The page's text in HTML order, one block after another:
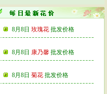
8月8日 玫瑰花 批发价格
8月8日 康乃馨 批发价格
8月8日 菊花 批发价格